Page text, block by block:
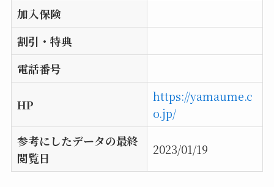
加入保険
割引・特典
電話番号
HP
https://yamaume.c
o.jp/
参考にしたデータの最終
閲覧日
2023/01/19